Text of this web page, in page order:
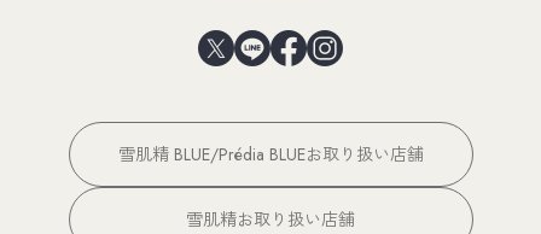
雪肌精 BLUE/Prédia BLUEお取り扱い店舗
雪肌精お取り扱い店舗